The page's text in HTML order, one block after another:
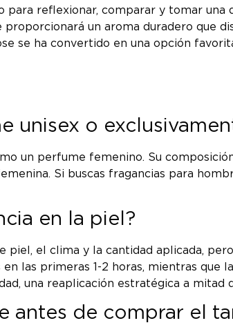
reflexionar, comparar y tomar una
un aroma duradero que
se ha convertido en una opción
unisex o
un perfume femenino. Su
Si buscas fragancias para
en la piel?
piel, el clima y la cantidad aplicada,
en las primeras 1-2 horas, mientras
una reaplicación estratégica a mitad
antes de comprar el